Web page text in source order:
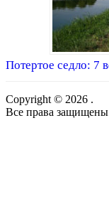
Потертое седло: 7
Copyright © 2026 .
Все права